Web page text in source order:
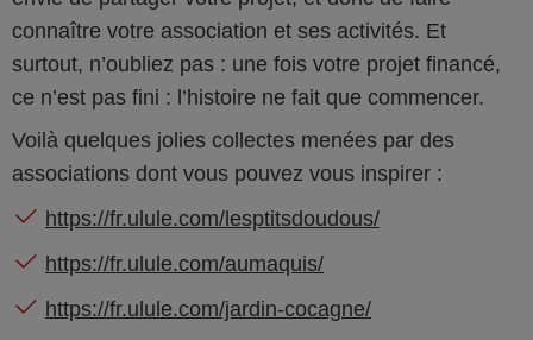
connaître votre association et ses activités. Et
surtout, n’oubliez pas : une fois votre projet financé,
ce n’est pas fini : l’histoire ne fait que commencer.
Voilà quelques jolies collectes menées par des
associations dont vous pouvez vous inspirer :
https://fr.ulule.com/lesptitsdoudous/
https://fr.ulule.com/aumaquis/
https://fr.ulule.com/jardin-cocagne/